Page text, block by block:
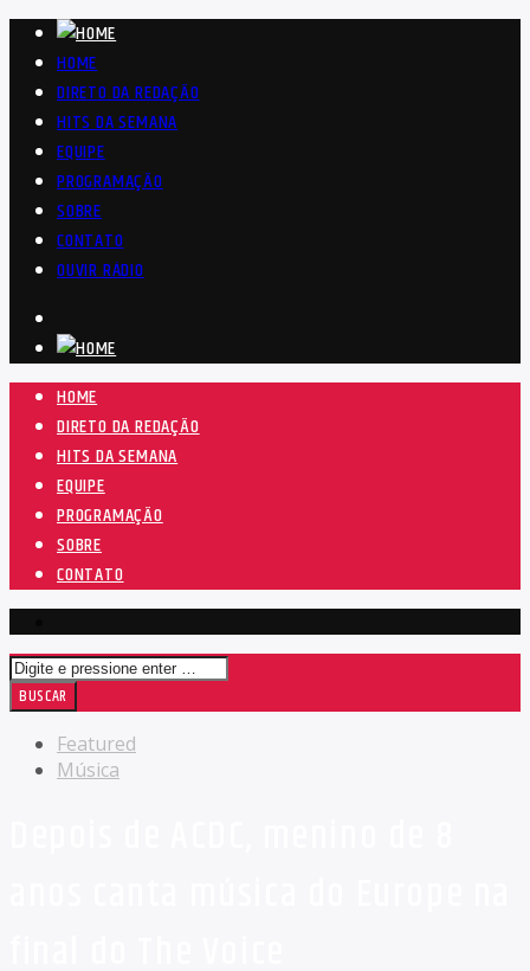
HOME
DIRETO DA REDAÇÃO
HITS DA SEMANA
EQUIPE
PROGRAMAÇÃO
SOBRE
CONTATO
OUVIR RÁDIO
HOME
DIRETO DA REDAÇÃO
HITS DA SEMANA
EQUIPE
PROGRAMAÇÃO
SOBRE
CONTATO
Featured
Música